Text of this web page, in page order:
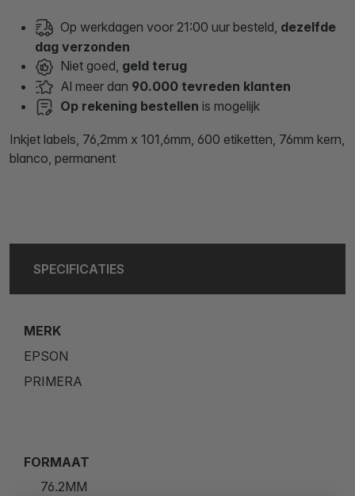
Op werkdagen voor 21:00 uur besteld, dezelfde
dag verzonden
Niet goed, geld terug
Al meer dan 90.000 tevreden klanten
Op rekening bestellen is mogelijk
Inkjet labels, 76,2mm x 101,6mm, 600 etiketten, 76mm kern,
blanco, permanent
SPECIFICATIES
MERK
EPSON
PRIMERA
FORMAAT
76.2MM